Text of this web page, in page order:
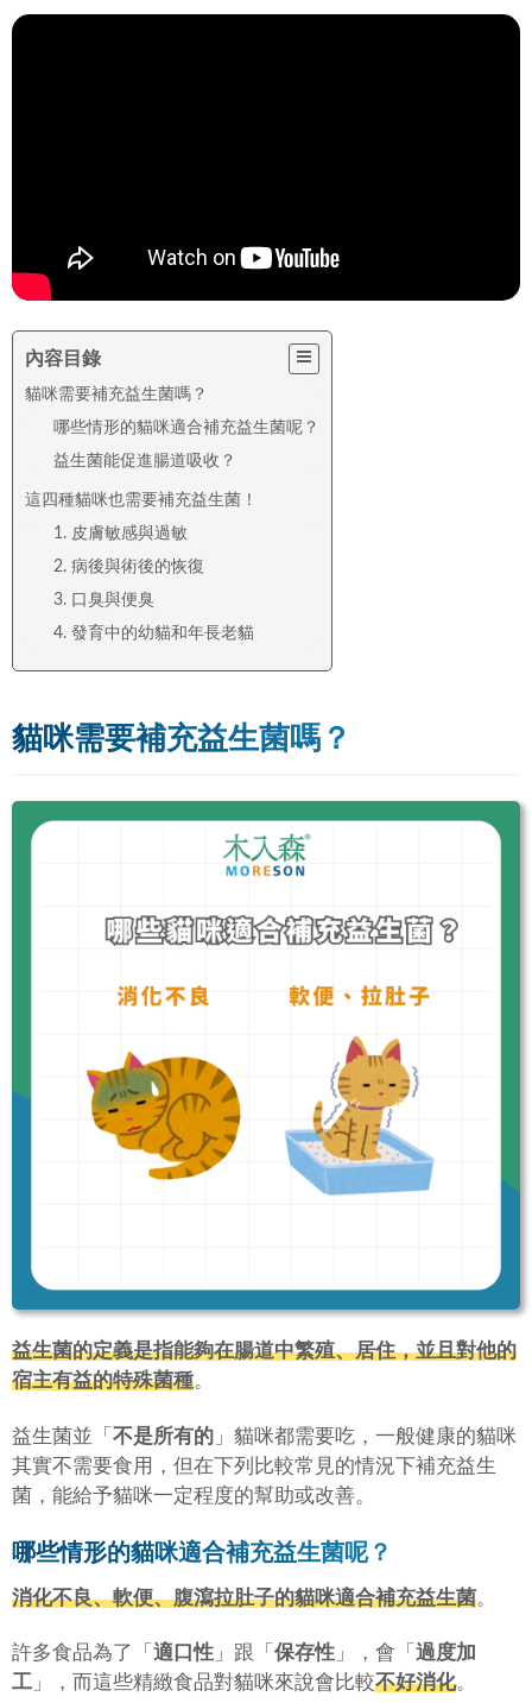
內容目錄
貓咪需要補充益生菌嗎？
哪些情形的貓咪適合補充益生菌呢？
益生菌能促進腸道吸收？
這四種貓咪也需要補充益生菌！
1. 皮膚敏感與過敏
2. 病後與術後的恢復
3. 口臭與便臭
4. 發育中的幼貓和年長老貓
貓咪需要補充益生菌嗎？
益生菌的定義是指能夠在腸道中繁殖、居住，並且對他的
宿主有益的特殊菌種。
益生菌並「 不是所有的 」貓咪都需要吃，一般健康的貓咪
其實不需要食用，但在下列比較常見的情況下補充益生
菌，能給予貓咪一定程度的幫助或改善。
哪些情形的貓咪適合補充益生菌呢？
消化不良、軟便、腹瀉拉肚子的貓咪適合補充益生菌。
許多食品為了「 適口性 」跟「 保存性 」，會「 過度加
工 」，而這些精緻食品對貓咪來說會比較不好消化。